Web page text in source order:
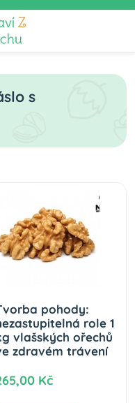
s
pohody:
role 1
vlašských ořechů
zdravém trávení
Kč